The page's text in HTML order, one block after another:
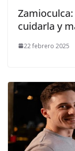
cuidarla y
22 febrero 2025